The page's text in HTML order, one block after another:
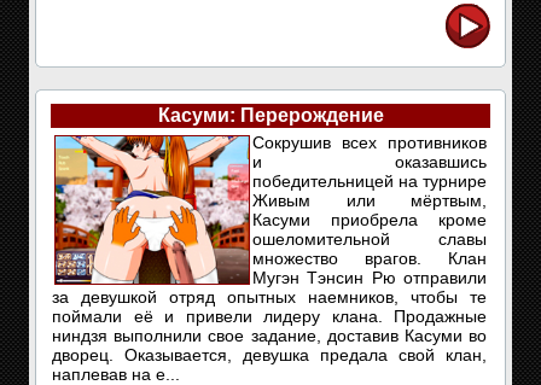
Касуми: Перерождение
Сокрушив всех противников
и оказавшись
победительницей на турнире
Живым или мёртвым,
Касуми приобрела кроме
ошеломительной славы
множество врагов. Клан
Мугэн Тэнсин Рю отправили
за девушкой отряд опытных наемников, чтобы те
поймали её и привели лидеру клана. Продажные
ниндзя выполнили свое задание, доставив Касуми во
дворец. Оказывается, девушка предала свой клан,
наплевав на е...